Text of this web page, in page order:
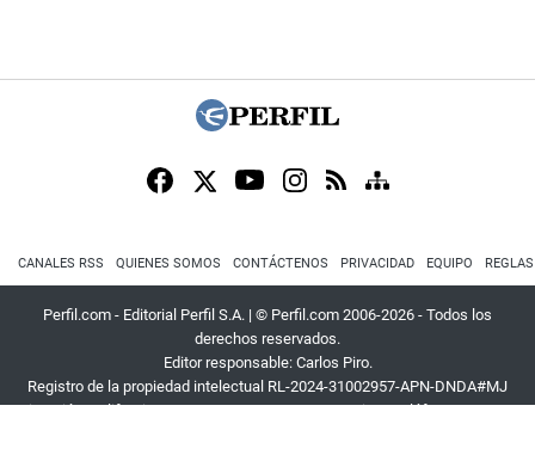
CANALES RSS QUIENES SOMOS CONTÁCTENOS PRIVACIDAD EQUIPO
Perfil.com - Editorial Perfil S.A. | © Perfil.com 2006-2026 - Todos los
derechos reservados.
Editor responsable: Carlos Piro.
Registro de la propiedad intelectual RL-2024-31002957-APN-DNDA#MJ
Dirección:California 2715,C1289ABI,CABA, Argentina| Teléfono:+54 9 11